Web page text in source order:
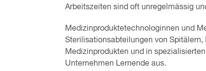
Arbeitszeiten sind oft unregelmässig
Medizinproduktetechnologinnen und
Sterilisationsabteilungen von
Medizinprodukten und in
Unternehmen Lernende aus.